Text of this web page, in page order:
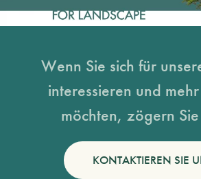
Wenn Sie sich für
interessieren und
möchten, zögern
KONTAKTIEREN SIE